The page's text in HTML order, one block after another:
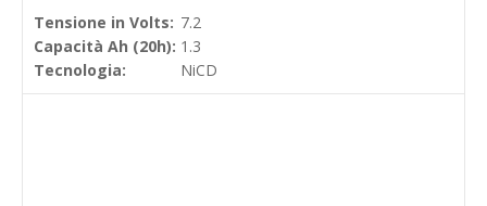
Tensione in Volts: 7.2
Capacità Ah (20h): 1.3
Tecnologia:
NiCD